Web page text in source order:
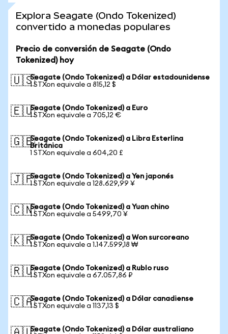
Explora Seagate (Ondo Tokenized)
convertido a monedas populares
Precio de conversión de Seagate (Ondo
Tokenized) hoy
🇺🇸Seagate (Ondo Tokenized) a Dólar estadounidense
1 STXon equivale a 815,12 $
🇪🇺Seagate (Ondo Tokenized) a Euro
1 STXon equivale a 705,12 €
🇬🇧Seagate (Ondo Tokenized) a Libra Esterlina
Británica
1 STXon equivale a 604,20 £
🇯🇵Seagate (Ondo Tokenized) a Yen japonés
1 STXon equivale a 128.629,99 ¥
🇨🇳Seagate (Ondo Tokenized) a Yuan chino
1 STXon equivale a 5499,70 ¥
🇰🇷Seagate (Ondo Tokenized) a Won surcoreano
1 STXon equivale a 1.147.599,18 ₩
🇷🇺Seagate (Ondo Tokenized) a Rublo ruso
1 STXon equivale a 67.057,86 ₽
🇨🇦Seagate (Ondo Tokenized) a Dólar canadiense
1 STXon equivale a 1137,13 $
Seagate (Ondo Tokenized) a Dólar australiano